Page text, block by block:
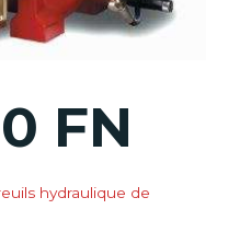
FN
hydraulique de